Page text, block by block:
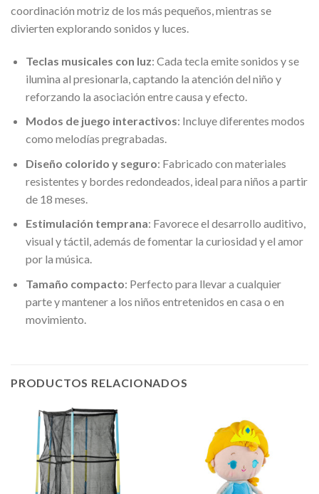
coordinación motriz de los más pequeños, mientras se
divierten explorando sonidos y luces.
Teclas musicales con luz: Cada tecla emite sonidos y se
ilumina al presionarla, captando la atención del niño y
reforzando la asociación entre causa y efecto.
Modos de juego interactivos: Incluye diferentes modos
como melodías pregrabadas.
Diseño colorido y seguro: Fabricado con materiales
resistentes y bordes redondeados, ideal para niños a partir
de 18 meses.
Estimulación temprana: Favorece el desarrollo auditivo,
visual y táctil, además de fomentar la curiosidad y el amor
por la música.
Tamaño compacto: Perfecto para llevar a cualquier
parte y mantener a los niños entretenidos en casa o en
movimiento.
PRODUCTOS RELACIONADOS